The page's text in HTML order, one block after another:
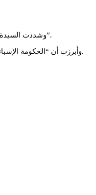
وشددت السيدة أنجيليس أمام لجنة الشؤون الخارجية بمجلس الشيوخ الإسباني أن إسبانيا تبنت “موقفا يتسق مع القرارات التي اتخذتها الحكومات السابقة ويحترم القانون الدولي بالكامل”.
وأبرزت أن “الحكومة الإسبانية تدافع عن موقف يتماشى مع مبادئ ومعايير ميثاق الأمم المتحدة وقراراتها”، مشيرة إلى أن هذا الموقف ينبع أيضا من إرادة إسبانيا في المساهمة في الاستقرار الإقليمي.